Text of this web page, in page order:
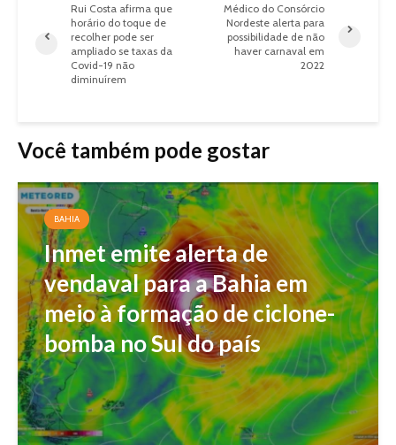
Rui Costa afirma que
horário do toque de
recolher pode ser
ampliado se taxas da
Covid-19 não
diminuírem
Médico do Consórcio
Nordeste alerta para
possibilidade de não
haver carnaval em
2022
Você também pode gostar
BAHIA
Inmet emite alerta de
vendaval para a Bahia em
meio à formação de ciclone-
bomba no Sul do país